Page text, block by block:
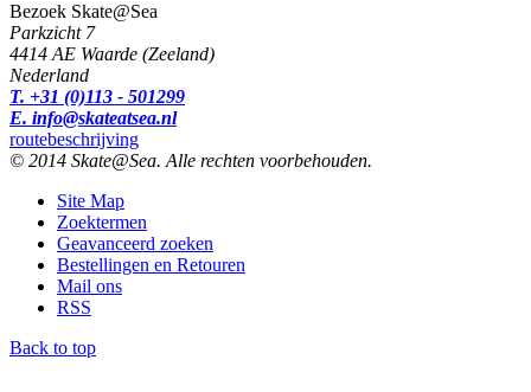
Bezoek Skate@Sea
Parkzicht 7
4414 AE Waarde (Zeeland)
Nederland
T. +31 (0)113 - 501299
E. info@skateatsea.nl
routebeschrijving
© 2014 Skate@Sea. Alle rechten voorbehouden.
Site Map
Zoektermen
Geavanceerd zoeken
Bestellingen en Retouren
Mail ons
RSS
Back to top